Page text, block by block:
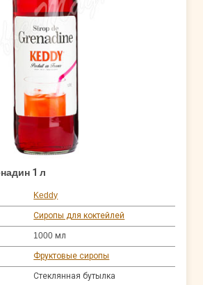
1 л
Keddy
Сиропы для коктейлей
1000 мл
Фруктовые сиропы
Стеклянная бутылка